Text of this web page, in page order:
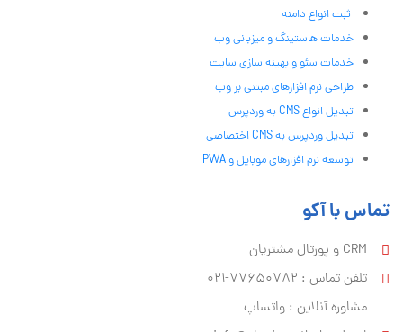
ثبت انواع دامنه
خدمات هاستینگ و میزبانی وب
خدمات سئو و بهینه سازی سایت
طراحی نرم افزارهای مبتنی بر وب
تبدیل انواع CMS به وردپرس
تبدیل وردپرس به CMS اختصاصی
توسعه نرم افزارهای موبایل و PWA
تماس با آکو
CRM و پورتال مشتریان
تلفن تماس :‌ 77650782-021
مشاوره آنلاین : واتساپ